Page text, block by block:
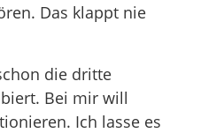
Das klappt nie
die dritte
Bei mir will
Ich lasse es